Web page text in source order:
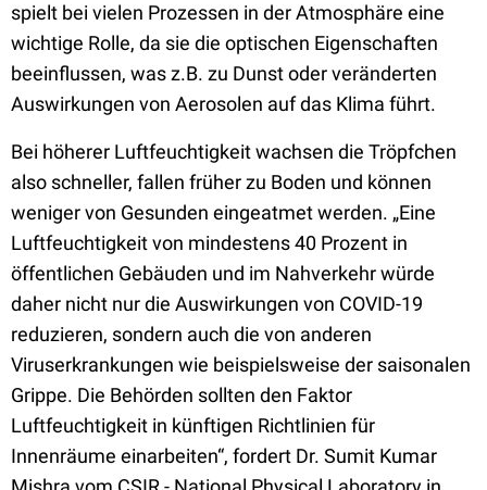
spielt bei vielen Prozessen in der Atmosphäre eine
wichtige Rolle, da sie die optischen Eigenschaften
beeinflussen, was z.B. zu Dunst oder veränderten
Auswirkungen von Aerosolen auf das Klima führt.
Bei höherer Luftfeuchtigkeit wachsen die Tröpfchen
also schneller, fallen früher zu Boden und können
weniger von Gesunden eingeatmet werden. „Eine
Luftfeuchtigkeit von mindestens 40 Prozent in
öffentlichen Gebäuden und im Nahverkehr würde
daher nicht nur die Auswirkungen von COVID-19
reduzieren, sondern auch die von anderen
Viruserkrankungen wie beispielsweise der saisonalen
Grippe. Die Behörden sollten den Faktor
Luftfeuchtigkeit in künftigen Richtlinien für
Innenräume einarbeiten“, fordert Dr. Sumit Kumar